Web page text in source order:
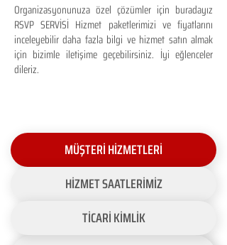
Organizasyonunuza özel çözümler için buradayız
RSVP SERVİSİ Hizmet paketlerimizi ve fiyatlarını
inceleyebilir daha fazla bilgi ve hizmet satın almak
için bizimle iletişime geçebilirsiniz. İyi eğlenceler
dileriz.
MÜŞTERİ HİZMETLERİ
HİZMET SAATLERİMİZ
TİCARİ KİMLİK